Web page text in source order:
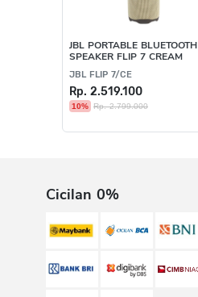
JBL PORTABLE BLUETOOTH
SPEAKER FLIP 7 CREAM
JBL FLIP 7/CE
Rp. 2.519.100
10% Rp. 2.799.000
Cicilan 0%